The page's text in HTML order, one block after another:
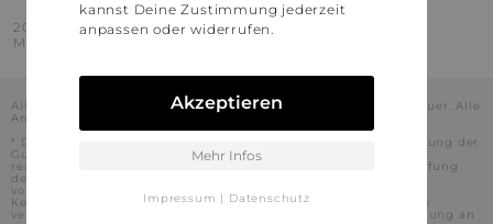
2016 - 2026 © Stylaholic.
Made for you with love in munich.
Alle Preise inkl. der jeweils geltenden gesetzlichen Mehrwertsteuer. Alle
Angaben ohne Gewähr.
* Die angezeigten Preise beinhalten Rabatte, die durch die Nutzung der
Gutschein-Codes auf den Seiten unserer Partner voraussichtlich
realisiert werden können. Stylaholic führt keine vollständige Prüfung
der Gutschein-Codes durch und es kann daher in Einzelfällen
vorkommen, dass die Gutscheine abweichend von unserem
Kenntnisstand bei dem jeweiligen Shop nicht oder nur teilweise
verwendet werden können. Darüber hinaus kann deren Verwendung an
kannst Deine Zustimmung jederzeit
anpassen oder widerrufen.
Akzeptieren
Mehr Infos
Impressum | Datenschutz